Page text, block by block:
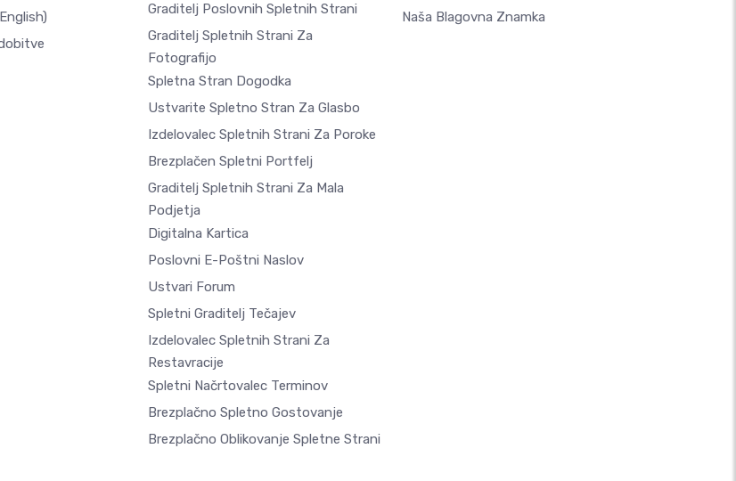
Graditelj Poslovnih Spletnih Strani
Graditelj Spletnih Strani Za
Fotografijo
Spletna Stran Dogodka
Ustvarite Spletno Stran Za Glasbo
Izdelovalec Spletnih Strani Za Poroke
Brezplačen Spletni Portfelj
Graditelj Spletnih Strani Za Mala
Podjetja
Digitalna Kartica
Poslovni E-Poštni Naslov
Ustvari Forum
Spletni Graditelj Tečajev
Izdelovalec Spletnih Strani Za
Restavracije
Spletni Načrtovalec Terminov
Brezplačno Spletno Gostovanje
Brezplačno Oblikovanje Spletne Strani
Naša Blagovna Znamka